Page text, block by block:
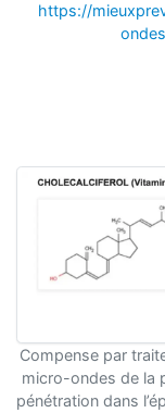
https://
Compense par
micro-ondes de la
pénétration dans